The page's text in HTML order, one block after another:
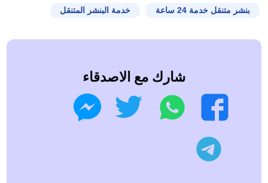
بنشر متنقل خدمة 24 ساعة خدمة البنشر المتنقل
شارك مع الاصدقاء
فيسبوك
واتساب تويتر